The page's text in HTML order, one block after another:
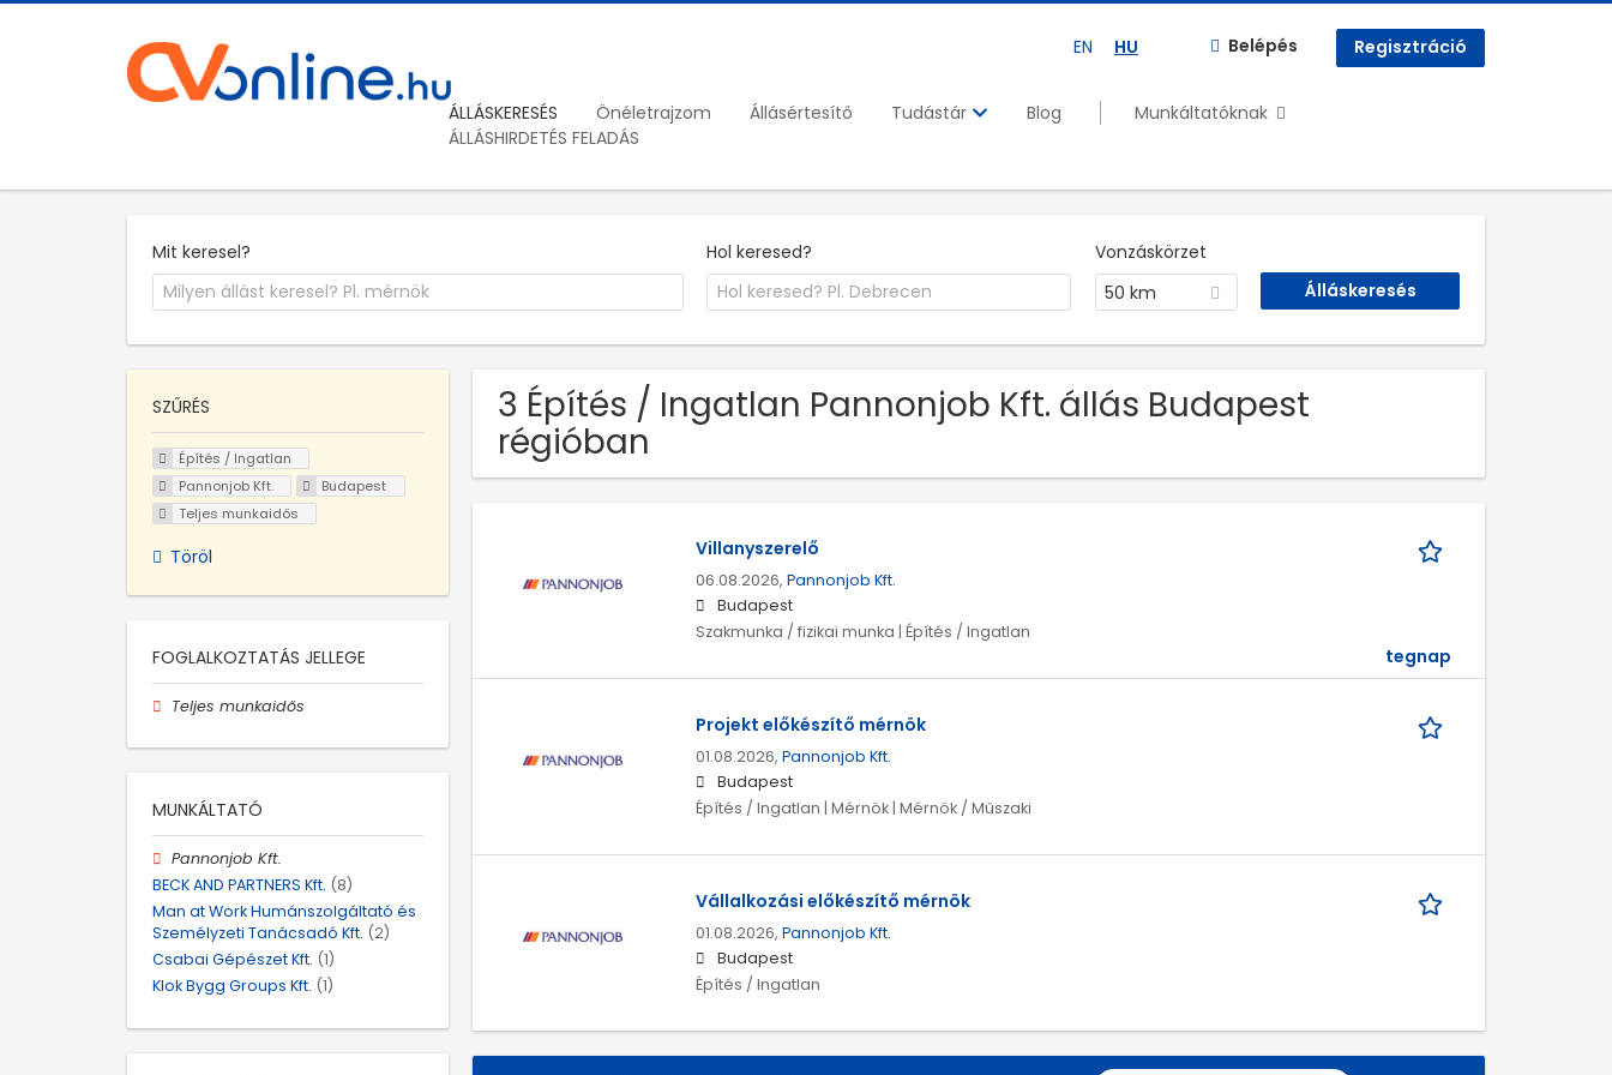
EN HU Belépés Regisztráció
ÁLLÁSKERESÉS Önéletrajzom Állásértesítő Tudástár Blog
Munkáltatóknak
ÁLLÁSHIRDETÉS FELADÁS
Mit keresel? Hol keresed?
Vonzáskörzet
50 km
3 Építés / Ingatlan Pannonjob Kft. állás Budapest
régióban
Villanyszerelő
06.08.2026, Pannonjob Kft.
Budapest
Szakmunka / fizikai munka | Építés / Ingatlan
tegnap
Projekt előkészítő mérnök
01.08.2026, Pannonjob Kft.
Budapest
Építés / Ingatlan | Mérnök | Mérnök / Műszaki
Vállalkozási előkészítő mérnök
01.08.2026, Pannonjob Kft.
Budapest
Építés / Ingatlan
SZŰRÉS
Építés / Ingatlan
Pannonjob Kft.
Budapest
Teljes munkaidős
Töröl
FOGLALKOZTATÁS JELLEGE
Teljes munkaidős
MUNKÁLTATÓ
Pannonjob Kft.
BECK AND PARTNERS Kft. (8)
Man at Work Humánszolgáltató és
Személyzeti Tanácsadó Kft. (2)
Csabai Gépészet Kft. (1)
Klok Bygg Groups Kft. (1)